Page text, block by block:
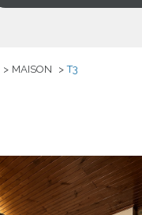
MAISON T3